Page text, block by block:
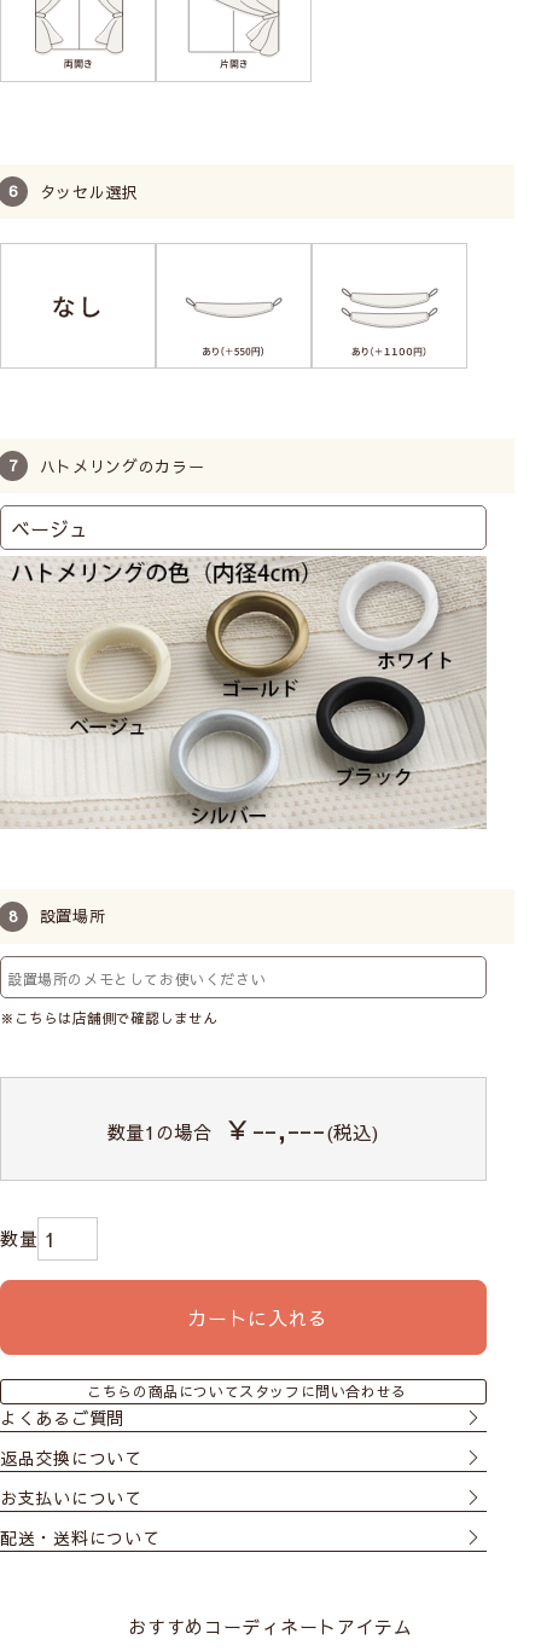
タッセル選択
ハトメリングのカラー
設置場所
※こちらは店舗側で確認しません
数量1の場合 ￥--,---(税込)
カートに入れる
こちらの商品についてスタッフに問い合わせる
よくあるご質問
返品交換について
お支払いについて
配送・送料について
おすすめコーディネートアイテム